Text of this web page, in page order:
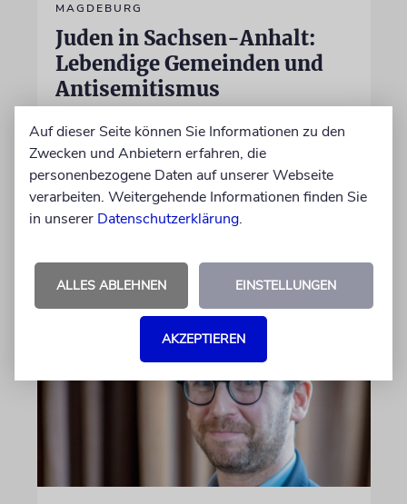
MAGDEBURG
Juden in Sachsen-Anhalt:
Lebendige Gemeinden und
Antisemitismus
Nach dem antisemitischen Anschlag vom 9.
Oktober 2019 in Halle (Saale) hat Sachsen-
Anhalt 2020 ein Landesprogramm für
jüdisches Leben beschlossen, um die jüdische
Gemeinschaft zu fördern und zu schützen
17.06.2026
Auf dieser Seite können Sie Informationen zu den
Zwecken und Anbietern erfahren, die
personenbezogene Daten auf unserer Webseite
verarbeiten. Weitergehende Informationen finden Sie
in unserer Datenschutzerklärung.
ALLES ABLEHNEN EINSTELLUNGEN
AKZEPTIEREN